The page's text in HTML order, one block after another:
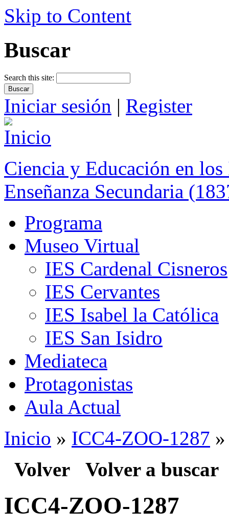
Skip to Content
Buscar
Search this site:
Iniciar sesión | Register
Ciencia y Educación en
Enseñanza Secundaria
Programa
Museo Virtual
IES Cardenal Cisneros
IES Cervantes
IES Isabel la Católica
IES San Isidro
Mediateca
Protagonistas
Aula Actual
Inicio » ICC4-ZOO-1287
Volver Volver a buscar
ICC4-ZOO-1287